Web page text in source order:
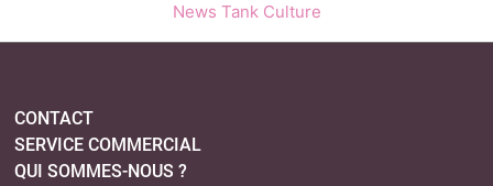
News Tank Culture
CONTACT
SERVICE COMMERCIAL
QUI SOMMES-NOUS ?